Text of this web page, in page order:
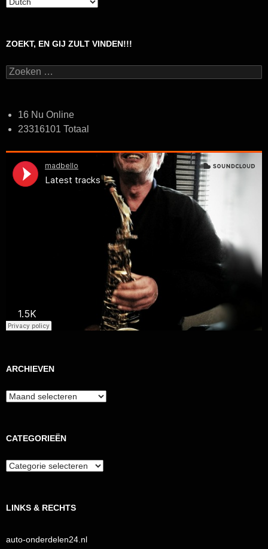
ZOEKT, EN GIJ ZULT VINDEN!!!
Zoeken
naar:
16 Nu Online
23316101 Totaal
ARCHIEVEN
Archieven
CATEGORIEËN
Categorieën
LINKS & RECHTS
auto-onderdelen24.nl